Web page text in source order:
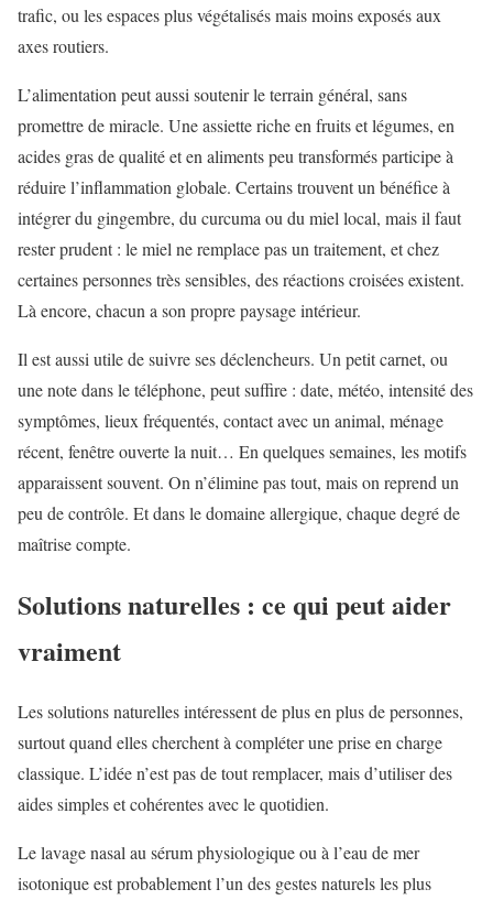
trafic, ou les espaces plus végétalisés mais moins exposés aux
axes routiers.
L’alimentation peut aussi soutenir le terrain général, sans
promettre de miracle. Une assiette riche en fruits et légumes, en
acides gras de qualité et en aliments peu transformés participe à
réduire l’inflammation globale. Certains trouvent un bénéfice à
intégrer du gingembre, du curcuma ou du miel local, mais il faut
rester prudent : le miel ne remplace pas un traitement, et chez
certaines personnes très sensibles, des réactions croisées existent.
Là encore, chacun a son propre paysage intérieur.
Il est aussi utile de suivre ses déclencheurs. Un petit carnet, ou
une note dans le téléphone, peut suffire : date, météo, intensité des
symptômes, lieux fréquentés, contact avec un animal, ménage
récent, fenêtre ouverte la nuit… En quelques semaines, les motifs
apparaissent souvent. On n’élimine pas tout, mais on reprend un
peu de contrôle. Et dans le domaine allergique, chaque degré de
maîtrise compte.
Solutions naturelles : ce qui peut aider
vraiment
Les solutions naturelles intéressent de plus en plus de personnes,
surtout quand elles cherchent à compléter une prise en charge
classique. L’idée n’est pas de tout remplacer, mais d’utiliser des
aides simples et cohérentes avec le quotidien.
Le lavage nasal au sérum physiologique ou à l’eau de mer
isotonique est probablement l’un des gestes naturels les plus